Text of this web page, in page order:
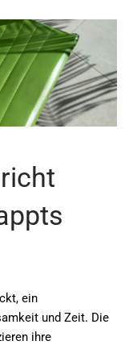
ein
und Zeit. Die
ihre